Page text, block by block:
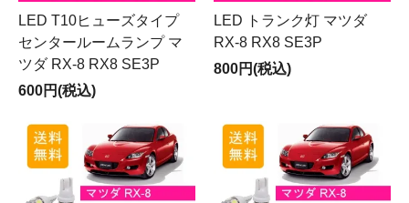
LED T10ヒューズタイプ
センタールームランプ マ
ツダ RX-8 RX8 SE3P
600円(税込)
LED トランク灯 マツダ
RX-8 RX8 SE3P
800円(税込)